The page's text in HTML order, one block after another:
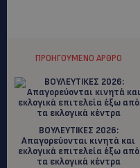
ΠΡΟΗΓΟΎΜΕΝΟ ΆΡΘΡΟ
ΒΟΥΛΕΥΤΙΚΕΣ 2026:
Απαγορεύονται κινητά και
εκλογικά επιτελεία έξω από
τα εκλογικά κέντρα